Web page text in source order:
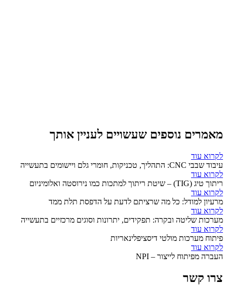
מאמרים נוספים שעשויים לעניין אותך
לקרוא עוד
עיבוד שבבי CNC: התהליך, טכניקות, חומרי גלם ויישומים בתעשייה
לקרוא עוד
ריתוך טיג (TIG) – שיטת ריתוך למתכות כמו נירוסטה ואלומיניום
לקרוא עוד
מרעיון למודל: כל מה שרציתם לדעת על הדפסת תלת ממד
לקרוא עוד
מערכות שליטה ובקרה: תפקידים, יתרונות וסוגים מרכזיים בתעשייה
לקרוא עוד
פיתוח מערכות מולטי דיסציפלינאריות
לקרוא עוד
העברה מפיתוח לייצור – NPI
צרו קשר